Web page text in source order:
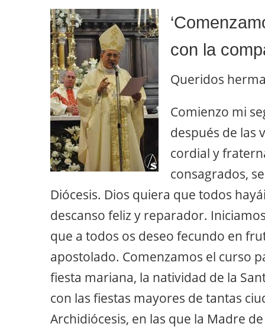
con la
Queridos
Comienzo mi
después de las
cordial y
consagrados,
Diócesis. Dios quiera que todos
descanso feliz y reparador.
que a todos os deseo fecundo en
apostolado. Comenzamos el curso
fiesta mariana, la natividad de la
con las fiestas mayores de tantas
Archidiócesis, en las que la Madre